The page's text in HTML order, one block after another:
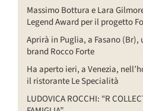
Massimo Bottura e Lara
Legend Award per il progetto
Aprirà in Puglia, a Fasano (Br),
brand Rocco Forte
Ha aperto ieri, a Venezia,
il ristorante Le Specialità
LUDOVICA ROCCHI: “R